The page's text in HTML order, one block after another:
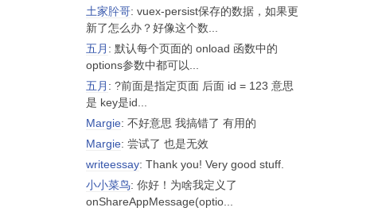
土家肸哥: vuex-persist保存的数据，如果更
新了怎么办？好像这个数...
五月 : 默认每个页面的 onload 函数中的
options参数中都可以...
五月 : ?前面是指定页面 后面 id = 123 意思
是 key是id...
Margie: 不好意思 我搞错了 有用的
Margie: 尝试了 也是无效
writeessay: Thank you! Very good stuff.
小小菜鸟: 你好！为啥我定义了
onShareAppMessage(optio...